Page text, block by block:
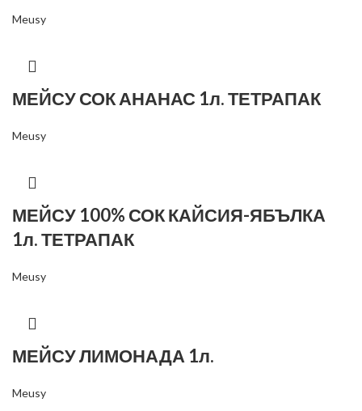
Meusy
МЕЙСУ СОК АНАНАС 1л. ТЕТРАПАК
Meusy
МЕЙСУ 100% СОК КАЙСИЯ-ЯБЪЛКА
1л. ТЕТРАПАК
Meusy
МЕЙСУ ЛИМОНАДА 1л.
Meusy